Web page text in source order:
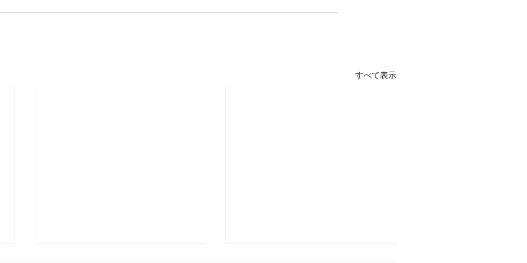
すべて表示